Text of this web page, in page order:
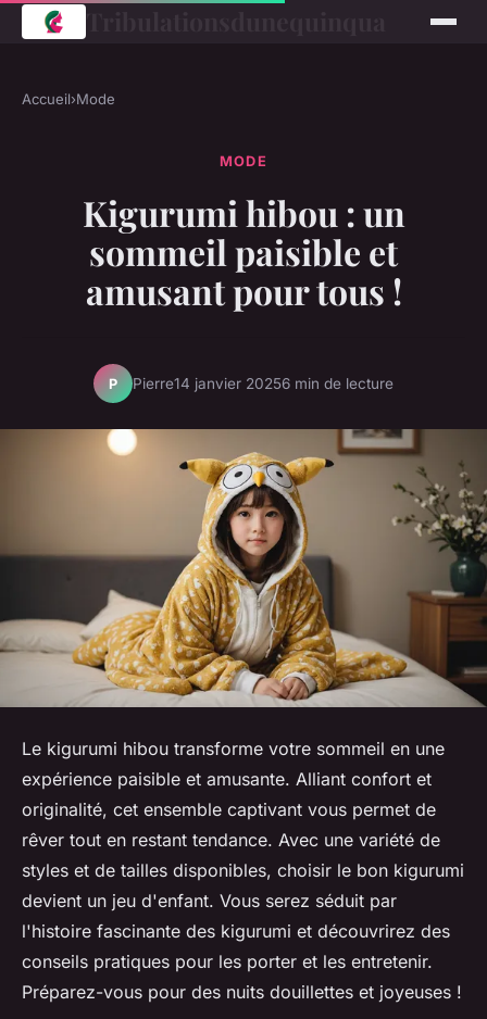
Accueil›Mode
MODE
Kigurumi hibou : un
sommeil paisible et
amusant pour tous !
P Pierre14 janvier 20256 min de lecture
Le kigurumi hibou transforme votre sommeil en une
expérience paisible et amusante. Alliant confort et
originalité, cet ensemble captivant vous permet de
rêver tout en restant tendance. Avec une variété de
styles et de tailles disponibles, choisir le bon kigurumi
devient un jeu d'enfant. Vous serez séduit par
l'histoire fascinante des kigurumi et découvrirez des
conseils pratiques pour les porter et les entretenir.
Préparez-vous pour des nuits douillettes et joyeuses !